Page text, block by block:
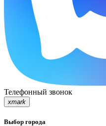
Телефонный звонок
xmark
Выбор города